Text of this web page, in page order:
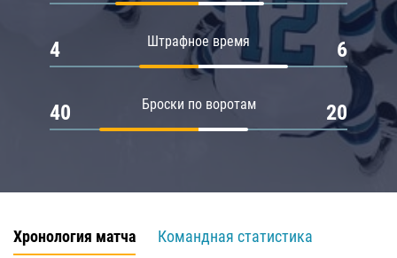
Штрафное время
4 6
Броски по воротам
40 20
Хронология матча
Командная статистика